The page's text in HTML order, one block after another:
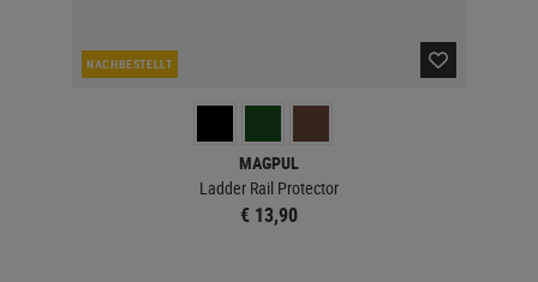
NACHBESTELLT
MAGPUL
Ladder Rail Protector
€ 13,90